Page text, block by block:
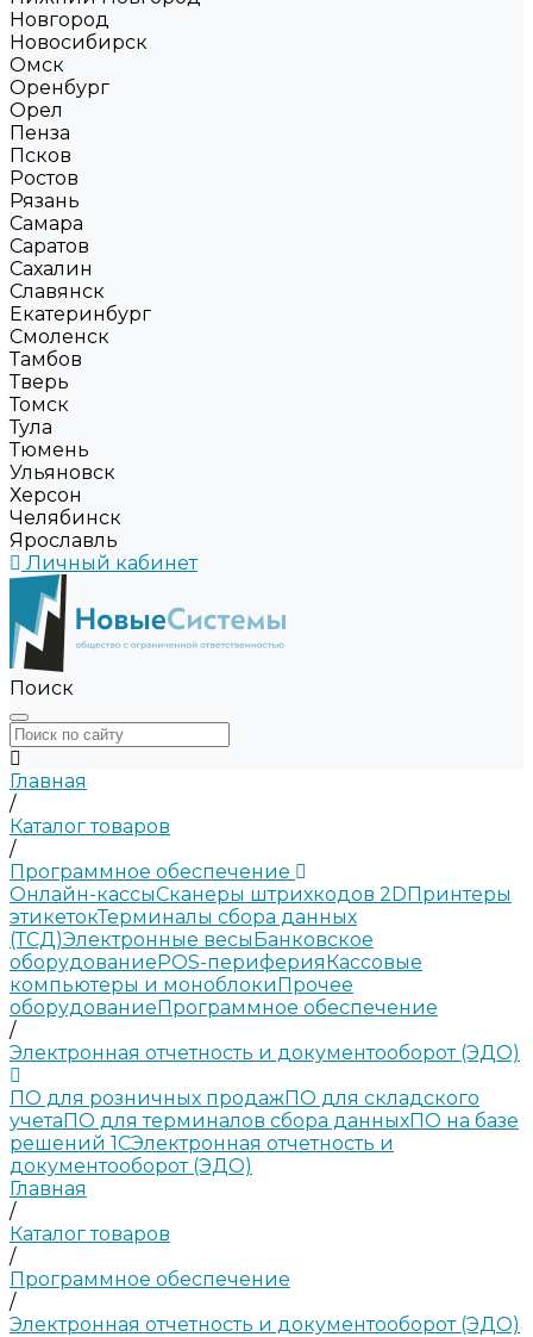
Новгород
Новосибирск
Омск
Оренбург
Орел
Пенза
Псков
Ростов
Рязань
Самара
Саратов
Сахалин
Славянск
Екатеринбург
Смоленск
Тамбов
Тверь
Томск
Тула
Тюмень
Ульяновск
Херсон
Челябинск
Ярославль
Личный кабинет
Поиск
Главная
/
Каталог товаров
/
Программное обеспечение
Онлайн-кассыСканеры штрихкодов 2DПринтеры
этикетокТерминалы сбора данных
(ТСД)Электронные весыБанковское
оборудованиеPOS-периферияКассовые
компьютеры и моноблокиПрочее
оборудованиеПрограммное обеспечение
/
Электронная отчетность и документооборот (ЭДО)
ПО для розничных продажПО для складского
учетаПО для терминалов сбора данныхПО на базе
решений 1СЭлектронная отчетность и
документооборот (ЭДО)
Главная
/
Каталог товаров
/
Программное обеспечение
/
Электронная отчетность и документооборот (ЭДО)